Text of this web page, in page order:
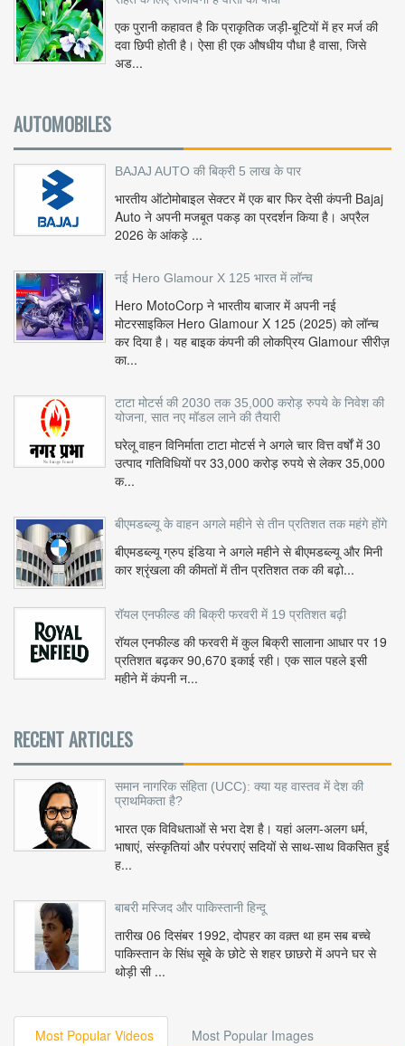
एक पुरानी कहावत है कि प्राकृतिक जड़ी-बूटियों में हर मर्ज की
दवा छिपी होती है। ऐसा ही एक औषधीय पौधा है वासा, जिसे
अड...
AUTOMOBILES
BAJAJ AUTO की बिक्री 5 लाख के पार
भारतीय ऑटोमोबाइल सेक्टर में एक बार फिर देसी कंपनी Bajaj
Auto ने अपनी मजबूत पकड़ का प्रदर्शन किया है। अप्रैल
2026 के आंकड़े ...
नई Hero Glamour X 125 भारत में लॉन्च
Hero MotoCorp ने भारतीय बाजार में अपनी नई
मोटरसाइकिल Hero Glamour X 125 (2025) को लॉन्च
कर दिया है। यह बाइक कंपनी की लोकप्रिय Glamour सीरीज़
का...
टाटा मोटर्स की 2030 तक 35,000 करोड़ रुपये के निवेश की
योजना, सात नए मॉडल लाने की तैयारी
घरेलू वाहन विनिर्माता टाटा मोटर्स ने अगले चार वित्त वर्षों में 30
उत्पाद गतिविधियों पर 33,000 करोड़ रुपये से लेकर 35,000
क...
बीएमडब्ल्यू के वाहन अगले महीने से तीन प्रतिशत तक महंगे होंगे
बीएमडब्ल्यू ग्रुप इंडिया ने अगले महीने से बीएमडब्ल्यू और मिनी
कार श्रृंखला की कीमतों में तीन प्रतिशत तक की बढ़ो...
रॉयल एनफील्ड की बिक्री फरवरी में 19 प्रतिशत बढ़ी
रॉयल एनफील्ड की फरवरी में कुल बिक्री सालाना आधार पर 19
प्रतिशत बढ़कर 90,670 इकाई रही। एक साल पहले इसी
महीने में कंपनी न...
RECENT ARTICLES
समान नागरिक संहिता (UCC): क्या यह वास्तव में देश की
प्राथमिकता है?
भारत एक विविधताओं से भरा देश है। यहां अलग-अलग धर्म,
भाषाएं, संस्कृतियां और परंपराएं सदियों से साथ-साथ विकसित हुई
ह...
बाबरी मस्जिद और पाकिस्तानी हिन्दू
तारीख 06 दिसंबर 1992, दोपहर का वक़्त था हम सब बच्चे
पाकिस्तान के सिंध सूबे के छोटे से शहर छाछरो में अपने घर से
थोड़ी सी ...
Most Popular Videos Most Popular Images